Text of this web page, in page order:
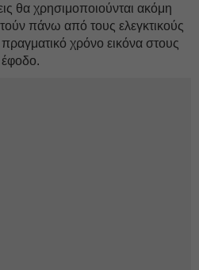
θα χρησιμοποιούνται ακόμη
πάνω από τους ελεγκτικούς
χρόνο εικόνα στους